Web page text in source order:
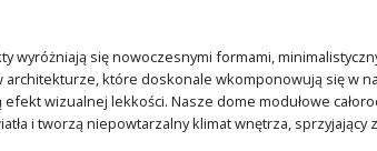
wyróżniają się nowoczesnymi formami,
które doskonale wkomponowują się w
wizualnej lekkości. Nasze dome modułowe
i tworzą niepowtarzalny klimat wnętrza, sprzyjający